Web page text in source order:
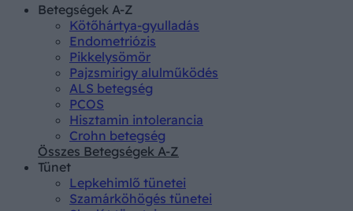
Betegségek A-Z
Kötőhártya-gyulladás
Endometriózis
Pikkelysömör
Pajzsmirigy alulműködés
ALS betegség
PCOS
Hisztamin intolerancia
Crohn betegség
Összes Betegségek A-Z
Tünet
Lepkehimlő tünetei
Szamárköhögés tünetei